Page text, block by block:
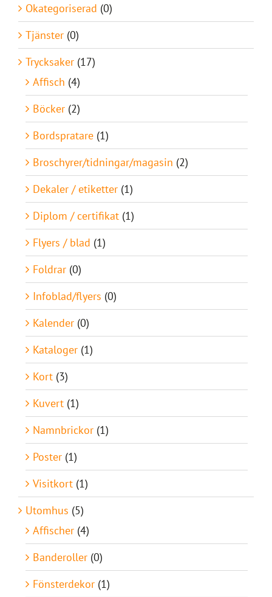
Okategoriserad (0)
Tjänster (0)
Trycksaker (17)
Affisch (4)
Böcker (2)
Bordspratare (1)
Broschyrer/tidningar/magasin (2)
Dekaler / etiketter (1)
Diplom / certifikat (1)
Flyers / blad (1)
Foldrar (0)
Infoblad/flyers (0)
Kalender (0)
Kataloger (1)
Kort (3)
Kuvert (1)
Namnbrickor (1)
Poster (1)
Visitkort (1)
Utomhus (5)
Affischer (4)
Banderoller (0)
Fönsterdekor (1)